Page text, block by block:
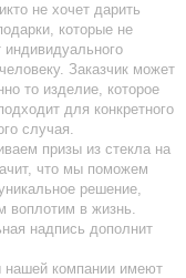
не хочет дарить
которые не
Заказчик может
то изделие, которое
для конкретного
случая.
призы из стекла на
что мы поможем
решение,
воплотим в жизнь.
надпись дополнит
нашей компании имеют